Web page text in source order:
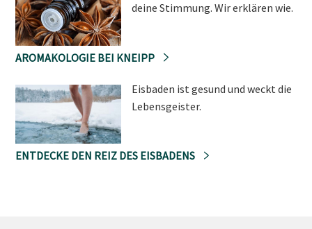
deine Stimmung. Wir erklären wie.
AROMAKOLOGIE BEI KNEIPP
Eisbaden ist gesund und weckt die
Lebensgeister.
ENTDECKE DEN REIZ DES EISBADENS